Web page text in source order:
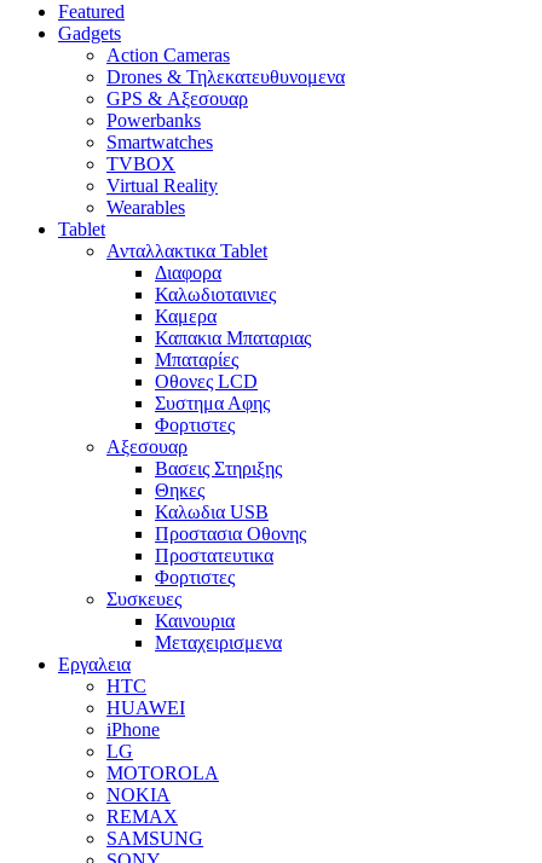
Featured
Gadgets
Action Cameras
Drones & Τηλεκατευθυνομενα
GPS & Αξεσουαρ
Powerbanks
Smartwatches
TVBOX
Virtual Reality
Wearables
Tablet
Ανταλλακτικα Tablet
Διαφορα
Καλωδιοταινιες
Καμερα
Καπακια Μπαταριας
Μπαταρίες
Οθονες LCD
Συστημα Αφης
Φορτιστες
Αξεσουαρ
Βασεις Στηριξης
Θηκες
Καλωδια USB
Προστασια Οθονης
Προστατευτικα
Φορτιστες
Συσκευες
Καινουρια
Μεταχειρισμενα
Εργαλεια
HTC
HUAWEI
iPhone
LG
MOTOROLA
NOKIA
REMAX
SAMSUNG